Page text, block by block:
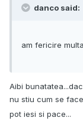
danco said:
am fericire
Aibi
nu stiu cum se
pot iesi si pace...